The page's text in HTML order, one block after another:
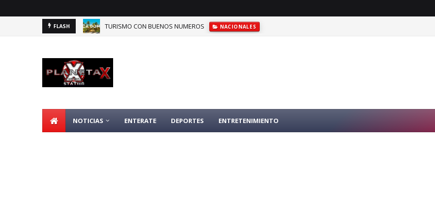
FLASH
TURISMO CON BUENOS NUMEROS NACIONALES
DOMINICANOS DEPENDIENTES DE SEGURO PÚBLICO EN N.Y.
NOTICIAS ENTERATE DEPORTES ENTRETENIMIENTO